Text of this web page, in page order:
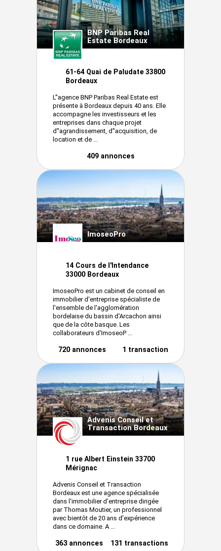
BNP Paribas Real
Estate Bordeaux
61-64 Quai de Paludate 33800
Bordeaux
L''agence BNP Paribas Real Estate est
présente à Bordeaux depuis 40 ans. Elle
accompagne les investisseurs et les
entreprises dans chaque projet
d''agrandissement, d''acquisition, de
location et de ...
409 annonces
ImoseoPro
14 Cours de l'Intendance
33000 Bordeaux
ImoseoPro est un cabinet de conseil en
immobilier d'entreprise spécialiste de
l'ensemble de l'agglomération
bordelaise du bassin d'Arcachon ainsi
que de la côte basque. Les
collaborateurs d'ImoseoP ...
720 annonces 1 transaction
Advenis Conseil et
Transaction Bordeaux
1 rue Albert Einstein 33700
Mérignac
Advenis Conseil et Transaction
Bordeaux est une agence spécialisée
dans l'immobilier d’entreprise dirigée
par Thomas Moutier, un professionnel
avec bientôt de 20 ans d’expérience
dans ce domaine. A ...
363 annonces 131 transactions